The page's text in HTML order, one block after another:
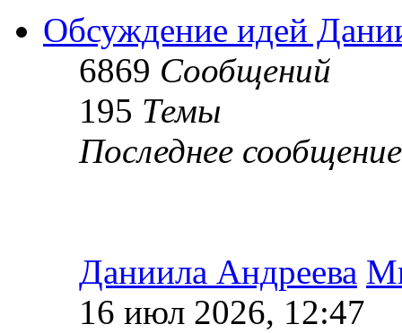
Обсуждение идей
6869 Сообщений
195 Темы
Последнее сообщение
Даниила Андреева
16 июл 2026, 12:47